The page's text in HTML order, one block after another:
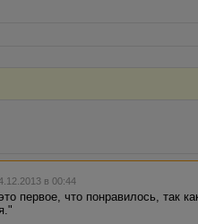
в 00:44
первое, что понравилось, так